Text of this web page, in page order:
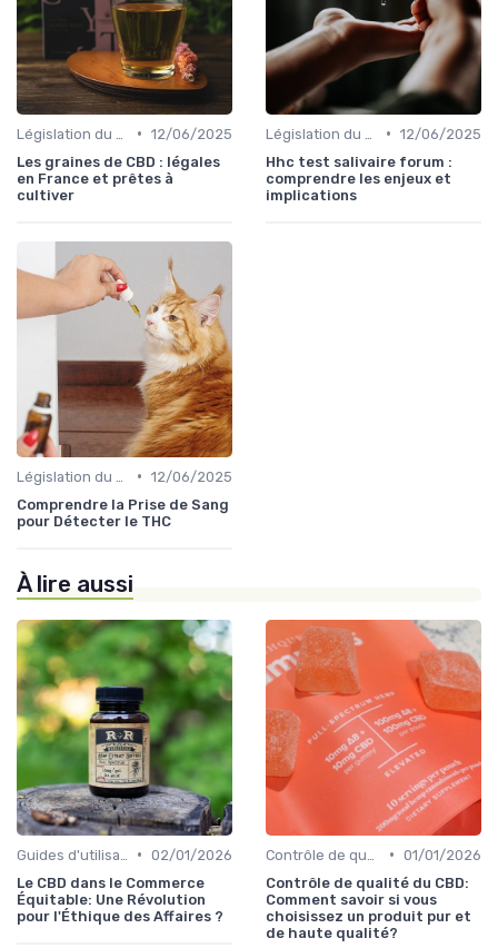
• 12/06/2025
Les graines de CBD : légales
en France et prêtes à
cultiver
• 12/06/2025
Hhc test salivaire forum :
comprendre les enjeux et
implications
• 12/06/2025
Comprendre la Prise de Sang
pour Détecter le THC
À lire aussi
• 02/01/2026
Le CBD dans le Commerce
Équitable: Une Révolution
pour l'Éthique des Affaires ?
• 01/01/2026
Contrôle de qualité du CBD:
Comment savoir si vous
choisissez un produit pur et
de haute qualité?